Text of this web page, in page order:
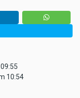
10:54